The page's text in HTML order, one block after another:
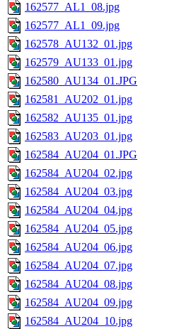
162577_AL1_08.jpg
162577_AL1_09.jpg
162578_AU132_01.jpg
162579_AU133_01.jpg
162580_AU134_01.JPG
162581_AU202_01.jpg
162582_AU135_01.jpg
162583_AU203_01.jpg
162584_AU204_01.JPG
162584_AU204_02.jpg
162584_AU204_03.jpg
162584_AU204_04.jpg
162584_AU204_05.jpg
162584_AU204_06.jpg
162584_AU204_07.jpg
162584_AU204_08.jpg
162584_AU204_09.jpg
162584_AU204_10.jpg